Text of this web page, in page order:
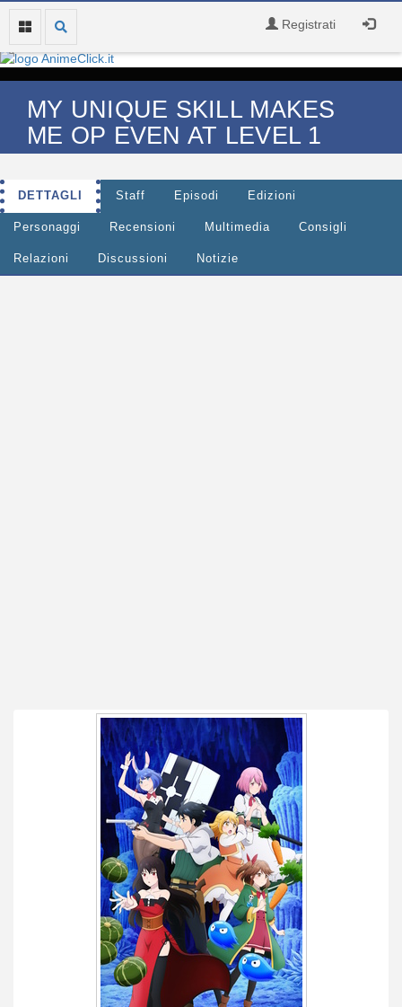
Registrati
MY UNIQUE SKILL MAKES
ME OP EVEN AT LEVEL 1
DETTAGLI Staff Episodi Edizioni
Personaggi Recensioni Multimedia Consigli
Relazioni Discussioni Notizie